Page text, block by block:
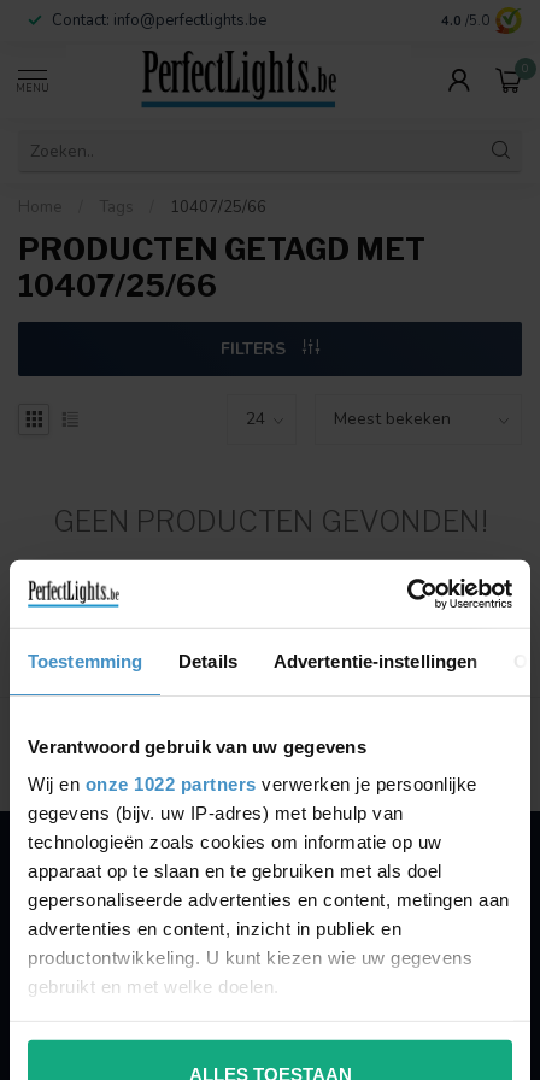
Toestemming Details Advertentie-instellingen
Verantwoord gebruik van uw gegevens
Wij en onze 1022 partners verwerken je persoonlijke
gegevens (bijv. uw IP-adres) met behulp van
technologieën zoals cookies om informatie op uw
apparaat op te slaan en te gebruiken met als doel
gepersonaliseerde advertenties en content, metingen aan
advertenties en content, inzicht in publiek en
productontwikkeling. U kunt kiezen wie uw gegevens
gebruikt en met welke doelen.
Als u het toestaat, willen we ook graag:
ALLES TOESTAAN
Contact: info@perfectlights.be 4.0 /5.0
MENU
0
Home Tags 10407/25/66
PRODUCTEN GETAGD MET
10407/25/66
FILTERS
GEEN PRODUCTEN GEVONDEN!
Toon1-0van 0
PERFECTLIGHTS
Gegevens:
Kruisbeeldsraat 72
9220 Hamme